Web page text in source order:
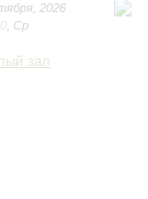
2026
Ср
зал